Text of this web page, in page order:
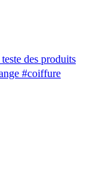
des produits
#coiffure